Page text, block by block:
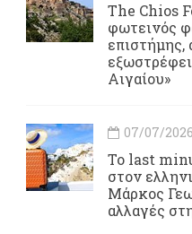
Τhe Chios
φωτεινός
επιστήμης,
Αιγαίου»
07/07/2026
Το last
στον
Μάρκος
αλλαγές